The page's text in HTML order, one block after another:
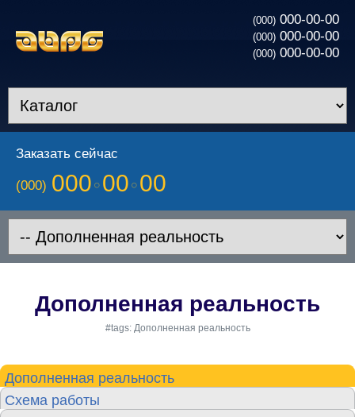
(000) 000-00-00
(000) 000-00-00
(000) 000-00-00
Заказать сейчас
(000) 000 00 00
Дополненная реальность
#tags: Дополненная реальность
Дополненная реальность
Схема работы